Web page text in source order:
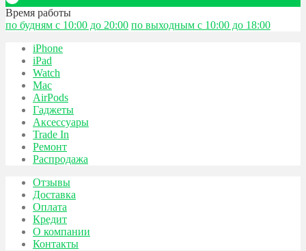
Время работы
по будням с 10:00 до 20:00 по выходным с 10:00 до 18:00
iPhone
iPad
Watch
Mac
AirPods
Гаджеты
Аксессуары
Trade In
Ремонт
Распродажа
Отзывы
Доставка
Оплата
Кредит
О компании
Контакты